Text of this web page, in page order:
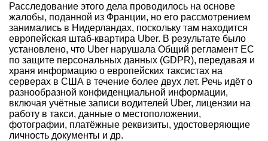
Расследование этого дела проводилось на основе
жалобы, поданной из Франции, но его рассмотрением
занимались в Нидерландах, поскольку там находится
европейская штаб-квартира Uber. В результате было
установлено, что Uber нарушала Общий регламент ЕС
по защите персональных данных (GDPR), передавая и
храня информацию о европейских таксистах на
серверах в США в течение более двух лет. Речь идёт о
разнообразной конфиденциальной информации,
включая учётные записи водителей Uber, лицензии на
работу в такси, данные о местоположении,
фотографии, платёжные реквизиты, удостоверяющие
личность документы и др.